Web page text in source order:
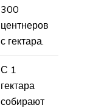
300
центнеров
с гектара.
С 1
гектара
собирают